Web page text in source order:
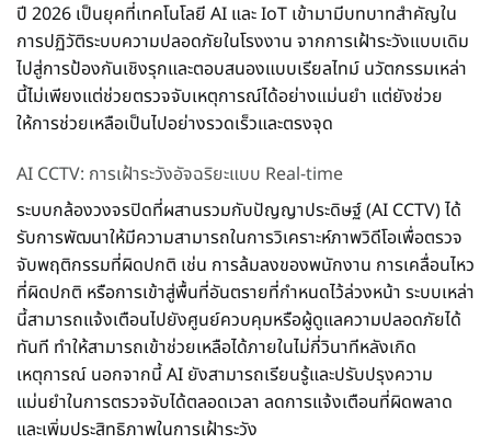
ปี 2026 เป็นยุคที่เทคโนโลยี AI และ IoT เข้ามามีบทบาทสำคัญใน
การปฏิวัติระบบความปลอดภัยในโรงงาน จากการเฝ้าระวังแบบเดิม
ไปสู่การป้องกันเชิงรุกและตอบสนองแบบเรียลไทม์ นวัตกรรมเหล่า
นี้ไม่เพียงแต่ช่วยตรวจจับเหตุการณ์ได้อย่างแม่นยำ แต่ยังช่วย
ให้การช่วยเหลือเป็นไปอย่างรวดเร็วและตรงจุด
AI CCTV: การเฝ้าระวังอัจฉริยะแบบ Real-time
ระบบกล้องวงจรปิดที่ผสานรวมกับปัญญาประดิษฐ์ (AI CCTV) ได้
รับการพัฒนาให้มีความสามารถในการวิเคราะห์ภาพวิดีโอเพื่อตรวจ
จับพฤติกรรมที่ผิดปกติ เช่น การล้มลงของพนักงาน การเคลื่อนไหว
ที่ผิดปกติ หรือการเข้าสู่พื้นที่อันตรายที่กำหนดไว้ล่วงหน้า ระบบเหล่า
นี้สามารถแจ้งเตือนไปยังศูนย์ควบคุมหรือผู้ดูแลความปลอดภัยได้
ทันที ทำให้สามารถเข้าช่วยเหลือได้ภายในไม่กี่วินาทีหลังเกิด
เหตุการณ์ นอกจากนี้ AI ยังสามารถเรียนรู้และปรับปรุงความ
แม่นยำในการตรวจจับได้ตลอดเวลา ลดการแจ้งเตือนที่ผิดพลาด
และเพิ่มประสิทธิภาพในการเฝ้าระวัง